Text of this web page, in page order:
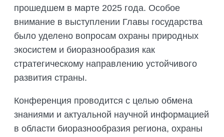
прошедшем в марте 2025 года. Особое
внимание в выступлении Главы государства
было уделено вопросам охраны природных
экосистем и биоразнообразия как
стратегическому направлению устойчивого
развития страны.
Конференция проводится с целью обмена
знаниями и актуальной научной информацией
в области биоразнообразия региона, охраны